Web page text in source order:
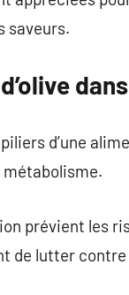
saveurs.
d’une
prévient les
de lutter